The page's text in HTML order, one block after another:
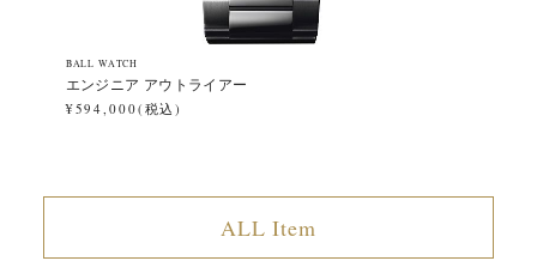
BALL WATCH
エンジニア アウトライアー
¥594,000(税込)
ALL Item